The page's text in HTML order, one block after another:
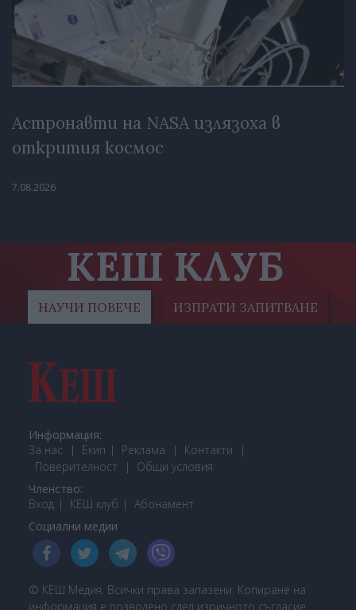
Астронавти на NASA излязоха в
открития космос
7.08.2026
КЕШ КЛУБ
НАУЧИ ПОВЕЧЕ ИЗПРАТИ ЗАПИТВАНЕ
Информация:
За нас
Екип Реклама
Контакти
Поверителност
Общи условия
Членство:
Вход
КЕШ клуб Абонамент
Социални медии
© КЕШ Медия. Всички права запазени. Копиране на
информация е позволено след изричното съгласие